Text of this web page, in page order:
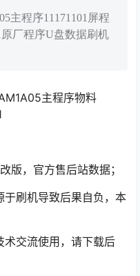
主程序11171101屏程
原厂程序U盘数据刷机
主程序物料
版，官方售后站数据；
刷机导致后果自负，本
交流使用，请下载后